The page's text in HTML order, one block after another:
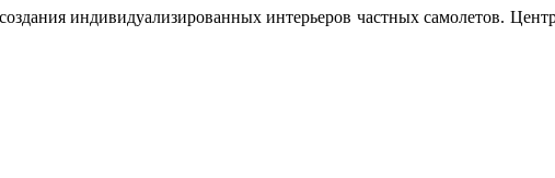
индивидуализированных интерьеров частных самолетов.